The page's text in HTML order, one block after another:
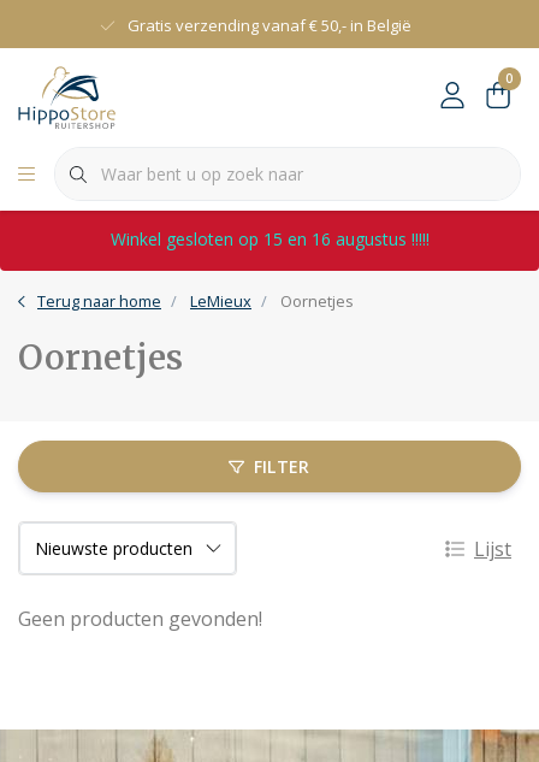
Gratis verzending vanaf € 50,- in België
0
Winkel gesloten op 15 en 16 augustus !!!!!
Terug naar home LeMieux Oornetjes
Oornetjes
FILTER
Lijst
Geen producten gevonden!